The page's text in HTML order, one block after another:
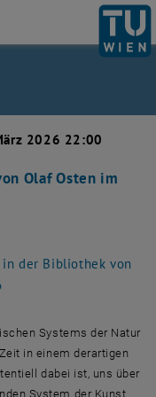
2026 22:00
Olaf Osten im
der Bibliothek von
Systems der Natur
in einem derartigen
dabei ist, uns über
System der Kunst